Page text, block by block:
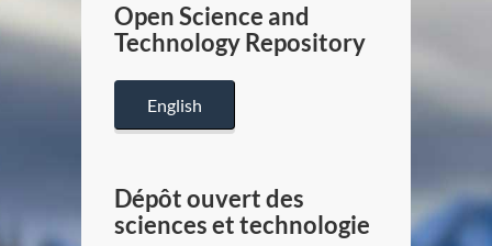
Canada
Open Science and
Technology Repository
English
Dépôt ouvert des
sciences et technologie